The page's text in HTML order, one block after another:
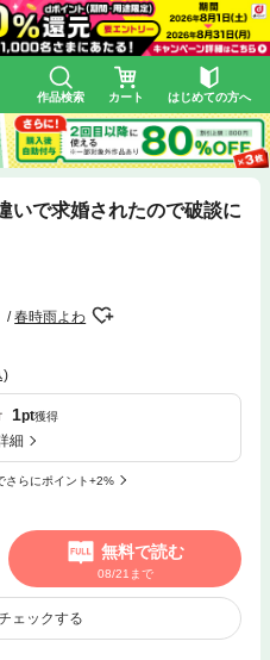
作品検索 カート はじめての方へ
で求婚されたので破談に
春時雨よわ
)
1pt獲得
細
さらにポイント+2%
無料で読む
08/21まで
ェックする